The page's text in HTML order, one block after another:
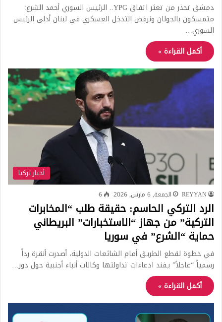
دمشق تحذر من تعثر اتفاق YPG.. الرئيس السوري أحمد الشرع:
متمسكون بالجولان ونرفض التدخل العسكري في لبنان أدلى الرئيس
السوري…
أكمل القراءة »
أخبار تركيا
REYYAN الجمعة, 6 مارس, 2026 6
الرد التركي الحاسم: حقيقة طلب “المخابرات
التركية” من جهاز “الاستخبارات” البريطاني
حماية “الشرع” في سوريا
في خطوة لقطع الطريق أمام الشائعات الدولية، أصدرت أنقرة رداً
رسمياً “عاجلاً” يفند ادعاءات تداولتها وكالات أنباء أجنبية حول دور…
أكمل القراءة »